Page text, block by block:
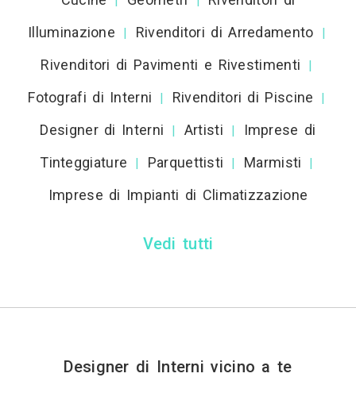
Illuminazione
| Rivenditori di Arredamento |
Rivenditori di Pavimenti e Rivestimenti |
Fotografi di Interni | Rivenditori di Piscine |
Designer di Interni | Artisti |
Imprese di
Tinteggiature
| Parquettisti | Marmisti |
Imprese di Impianti di Climatizzazione
Vedi tutti
Designer di Interni vicino a te